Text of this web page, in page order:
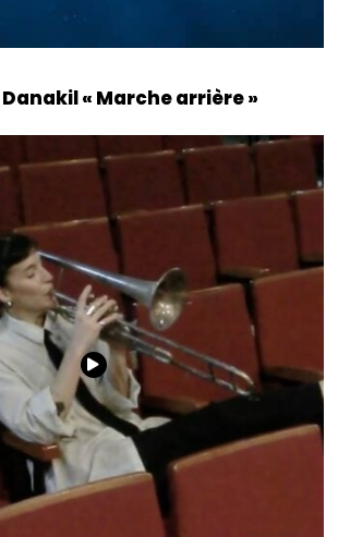
« Marche arrière »